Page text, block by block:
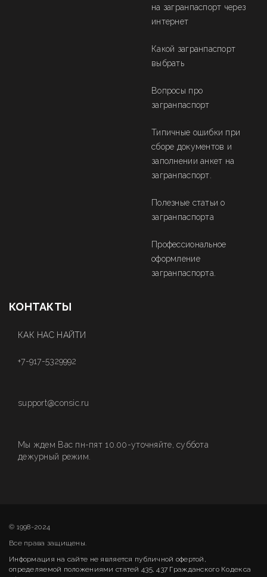
на загранпаспорт через
интернет
Какой загранпаспорт
выбрать
Вопросы про
загранпаспорт
Типичные ошибки при
сборе документов и
заполнении анкет на
загранпаспорт.
Полезные статьи о
загранпаспорта
Профессиональное
оформление
загранпаспорта.
КОНТАКТЫ
КАК НАС НАЙТИ
+7-917-5329992
support@consic.ru
Мы ждем Вас пн-пят 10.00-уточняйте, суббота
дежурный режим.
© 1998-2024
Все права защищены.
Информация на сайте не является публичной офертой,
определяемой положениями статей 435, 437 Гражданского Кодекса